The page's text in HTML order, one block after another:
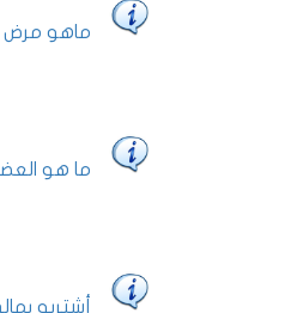
ماهو مرض
ما هو
أشتريه